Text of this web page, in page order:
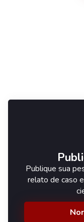
Publique sua
relato de caso